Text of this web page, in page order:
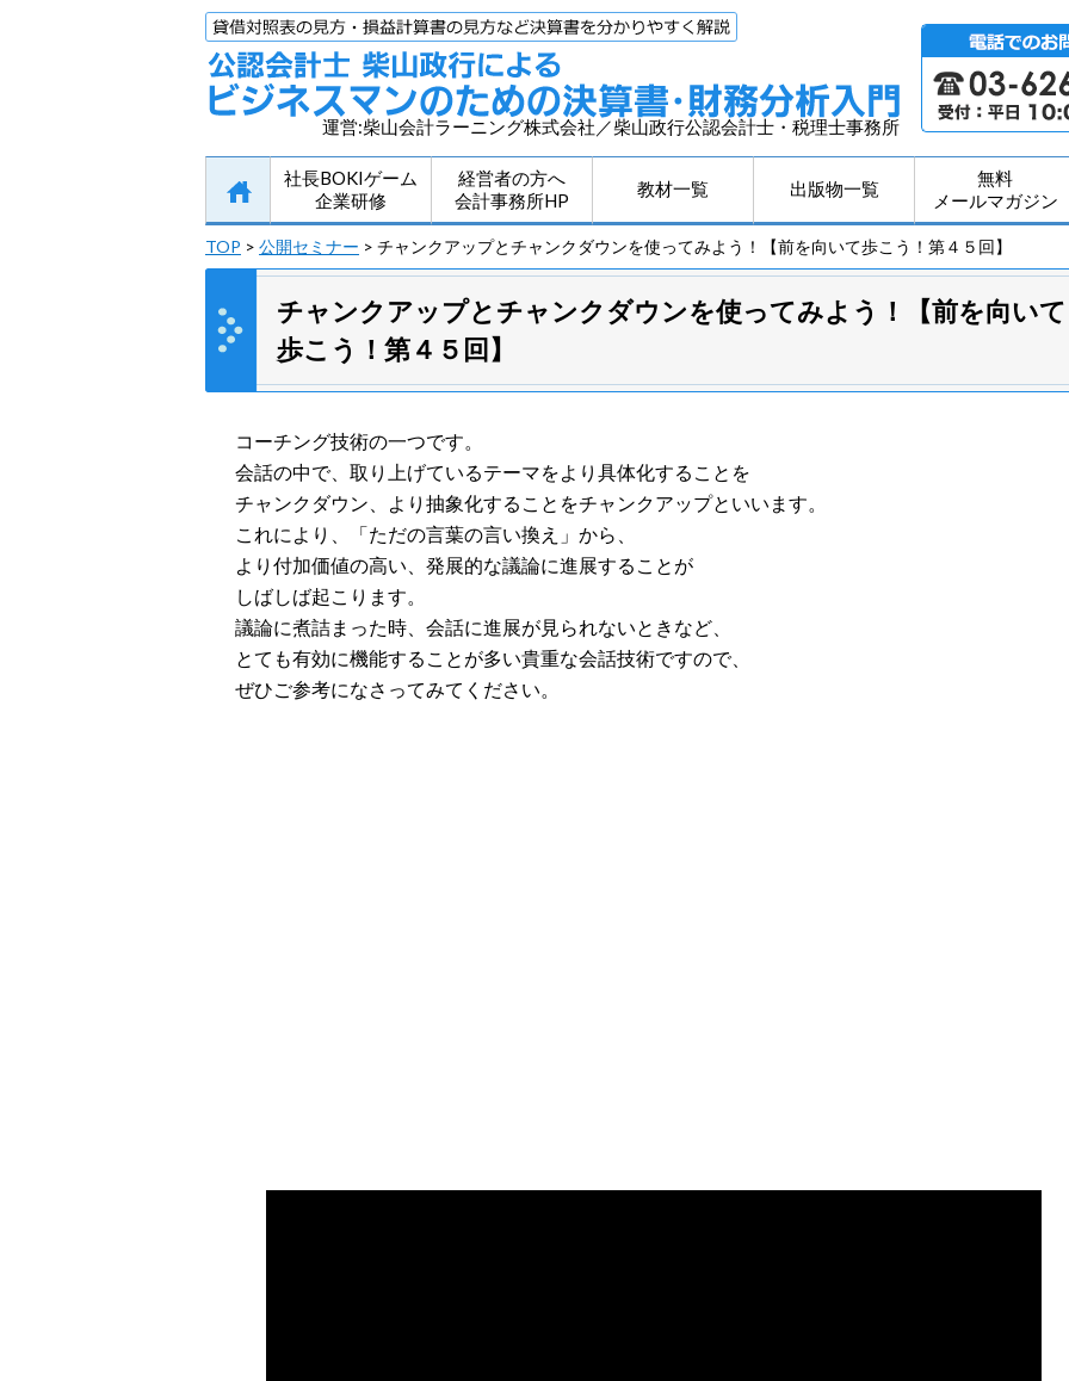
運営:柴山会計ラーニング株式会社／柴山政行公認会計士・税理士事務所
社長BOKIゲーム
企業研修
経営者の方へ
会計事務所HP
教材一覧 出版物一覧
無料
メールマガジン
TOP > 公開セミナー > チャンクアップとチャンクダウンを使ってみよう！【前を向いて歩こう！第４５回】
チャンクアップとチャンクダウンを使ってみよう！【前を向いて
歩こう！第４５回】
コーチング技術の一つです。
会話の中で、取り上げているテーマをより具体化することを
チャンクダウン、より抽象化することをチャンクアップといいます。
これにより、「ただの言葉の言い換え」から、
より付加価値の高い、発展的な議論に進展することが
しばしば起こります。
議論に煮詰まった時、会話に進展が見られないときなど、
とても有効に機能することが多い貴重な会話技術ですので、
ぜひご参考になさってみてください。